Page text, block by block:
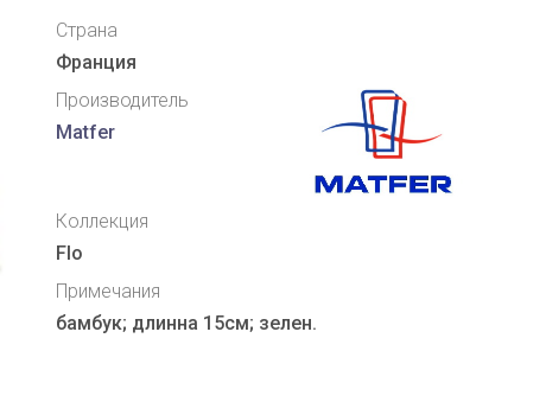
Страна
Франция
Производитель
Matfer
Коллекция
Flo
Примечания
бамбук; длинна 15см; зелен.